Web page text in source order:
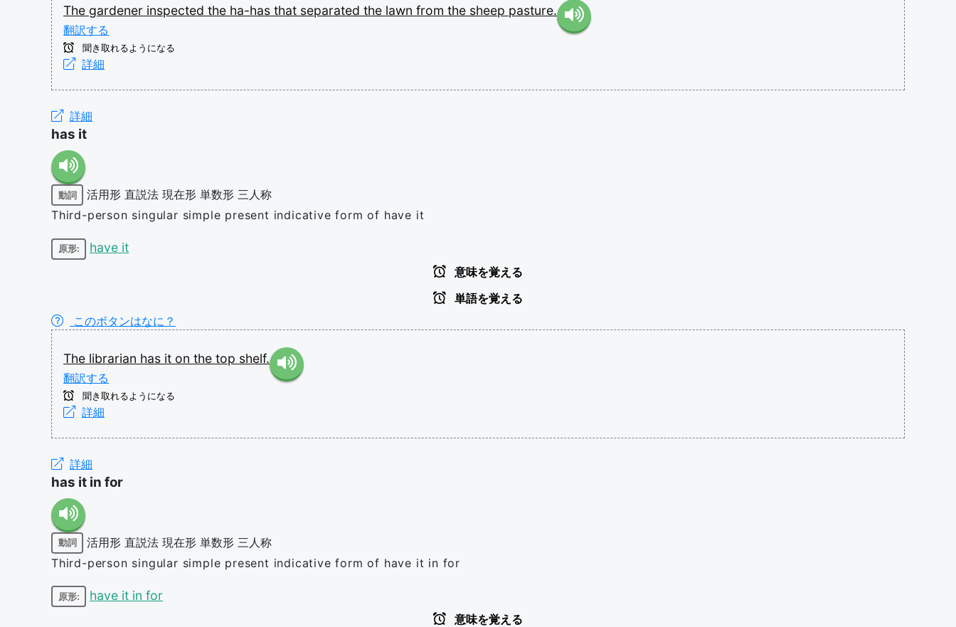
The gardener inspected the ha-has that separated the lawn from the sheep pasture.
翻訳する
聞き取れるようになる
詳細
詳細
has it
動詞 活用形 直説法 現在形 単数形 三人称
Third-person singular simple present indicative form of have it
原形: have it
意味を覚える
単語を覚える
このボタンはなに？
The librarian has it on the top shelf.
翻訳する
聞き取れるようになる
詳細
詳細
has it in for
動詞 活用形 直説法 現在形 単数形 三人称
Third-person singular simple present indicative form of have it in for
原形: have it in for
意味を覚える